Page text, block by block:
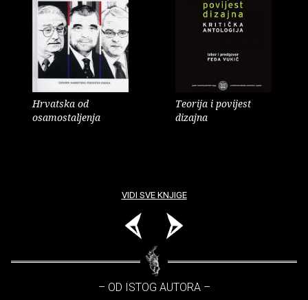
Hrvatska od
osamostaljenja
Teorija i povijest
dizajna
VIDI SVE KNJIGE
– OD ISTOG AUTORA –